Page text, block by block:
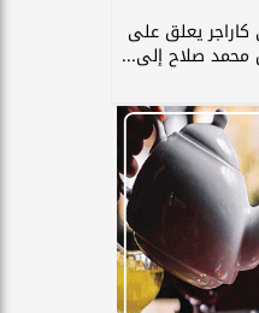
يعلق على
محمد صلاح إلى...